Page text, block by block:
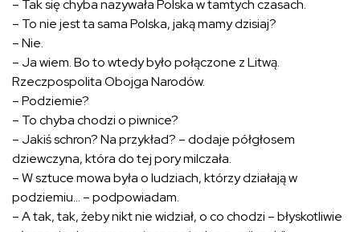
– Tak się chyba nazywała Polska w tamtych czasach.
– To nie jest ta sama Polska, jaką mamy dzisiaj?
– Nie.
– Ja wiem. Bo to wtedy było połączone z Litwą.
Rzeczpospolita Obojga Narodów.
– Podziemie?
– To chyba chodzi o piwnice?
– Jakiś schron? Na przykład? – dodaje półgłosem
dziewczyna, która do tej pory milczała.
– W sztuce mowa była o ludziach, którzy działają w
podziemiu… – podpowiadam.
– A tak, tak, żeby nikt nie widział, o co chodzi – błyskotliwie